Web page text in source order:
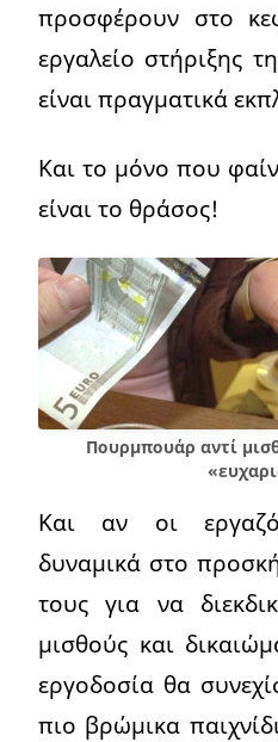
προσφέρουν στο
εργαλείο στήριξης
είναι πραγματικά
Και το μόνο που
είναι το θράσος!
Πουρμπουάρ αντί
Και αν οι
δυναμικά στο
τους για να
μισθούς και
εργοδοσία θα
πιο βρώμικα